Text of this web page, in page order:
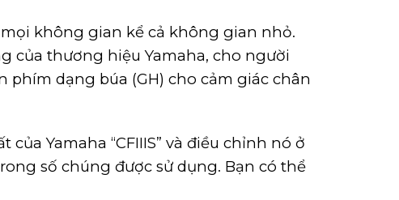
không gian kể cả không gian nhỏ.
của thương hiệu Yamaha, cho người
dạng búa (GH) cho cảm giác chân
Yamaha “CFIIIS” và điều chỉnh nó ở
số chúng được sử dụng. Bạn có thể